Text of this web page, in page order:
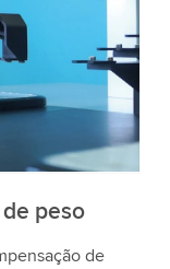
incorporar
dados sobre
e
peso
de